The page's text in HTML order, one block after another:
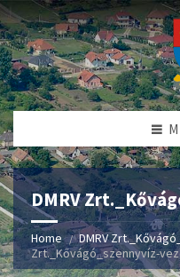
DMRV
Home DMRV
Zrt._Kővágó_szennyvíz-